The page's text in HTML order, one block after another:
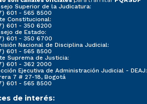
Superior de la Judicatura:
601 - 565 8500
Constitucional:
601 - 350 6200
de Estado:
601 - 350 6700
Nacional de Disciplina Judicial:
601 - 565 8500
Suprema de Justicia:
601 - 362 2000
Ejecutiva de Administración Judicial - DEAJ:
7 # 27-18, Bogotá
601 - 565 8500
de interés: